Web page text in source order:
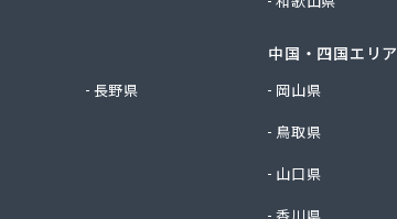
長野県
中国・四国エリア
岡山県
鳥取県
山口県